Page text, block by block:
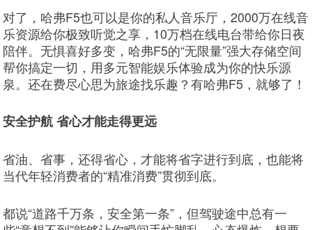
对了，哈弗F5也可以是你的私人音乐厅，2000万在线音
乐资源给你极致听觉之享，10万档在线电台带给你日夜
陪伴。无惧喜好多变，哈弗F5的“无限量”强大存储空间
帮你搞定一切，用多元智能娱乐体验成为你的快乐源
泉。还在费尽心思为旅途找乐趣？有哈弗F5，就够了！
安全护航 省心才能走得更远
省油、省事，还得省心，才能将省字进行到底，也能将
当代年轻消费者的“精准消费”贯彻到底。
都说“道路千万条，安全第一条”，但驾驶途中总有一